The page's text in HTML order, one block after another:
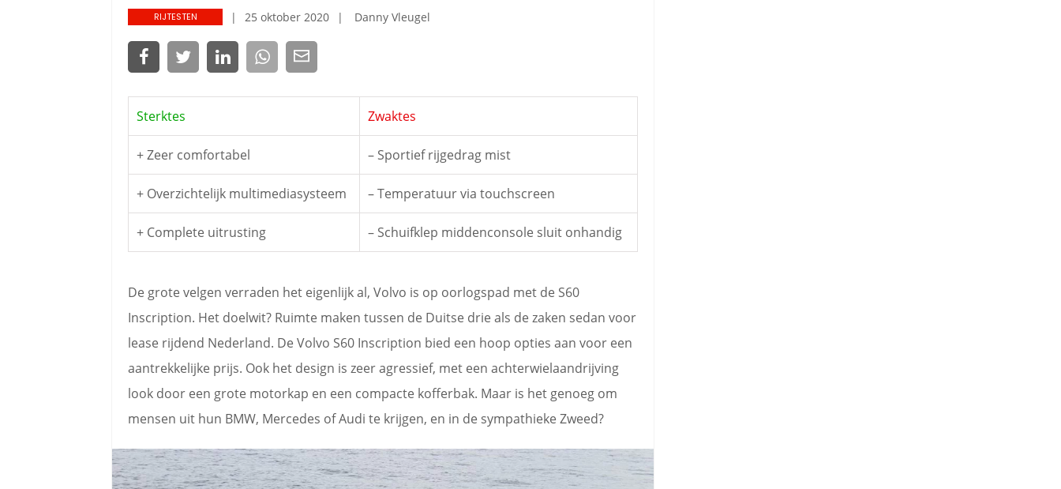
RIJTESTEN 25 oktober 2020 Danny Vleugel
Sterktes Zwaktes
+ Zeer comfortabel – Sportief rijgedrag mist
+ Overzichtelijk multimediasysteem – Temperatuur via touchscreen
+ Complete uitrusting – Schuifklep middenconsole sluit onhandig
De grote velgen verraden het eigenlijk al, Volvo is op oorlogspad met de S60
Inscription. Het doelwit? Ruimte maken tussen de Duitse drie als de zaken sedan voor
lease rijdend Nederland. De Volvo S60 Inscription bied een hoop opties aan voor een
aantrekkelijke prijs. Ook het design is zeer agressief, met een achterwielaandrijving
look door een grote motorkap en een compacte kofferbak. Maar is het genoeg om
mensen uit hun BMW, Mercedes of Audi te krijgen, en in de sympathieke Zweed?